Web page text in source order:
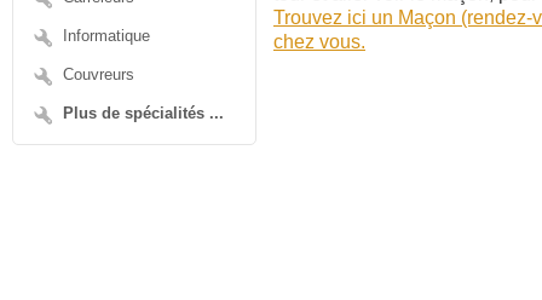
Informatique
Couvreurs
Plus de spécialités ...
Trouvez ici un Maçon (rendez-
chez vous.